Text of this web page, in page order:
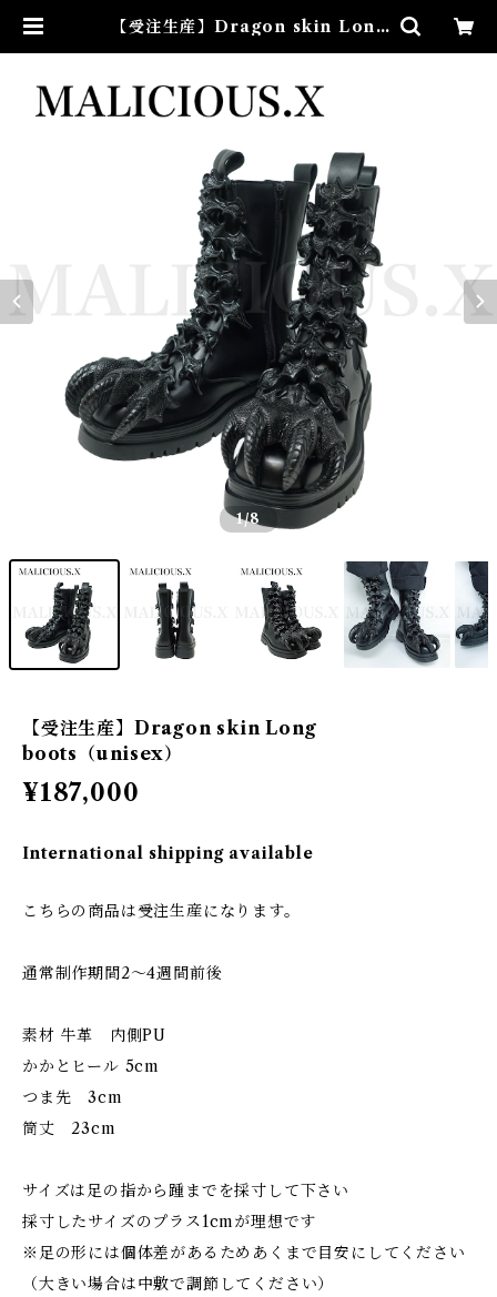
【受注生産】Dragon skin Long
1/8
【受注生産】Dragon skin Long
boots（unisex）
¥187,000
International shipping available
こちらの商品は受注生産になります。
通常制作期間2〜4週間前後
素材 牛革 内側PU
かかとヒール 5cm
つま先 3cm
筒丈 23cm
サイズは足の指から踵までを採寸して下さい
採寸したサイズのプラス1cmが理想です
※足の形には個体差があるためあくまで目安にしてください
（大きい場合は中敷で調節してください）